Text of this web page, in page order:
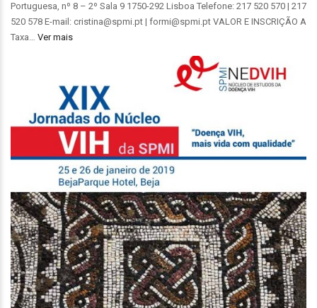
Portuguesa, nº 8 – 2º Sala 9 1750-292 Lisboa Telefone: 217 520 570 | 217
520 578 E-mail: cristina@spmi.pt | formi@spmi.pt VALOR E INSCRIÇÃO A
Taxa… Ver mais